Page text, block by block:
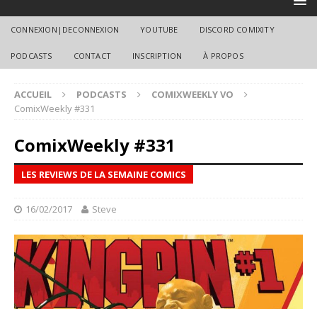
CONNEXION|DECONNEXION YOUTUBE DISCORD COMIXITY
PODCASTS CONTACT INSCRIPTION À PROPOS
ACCUEIL PODCASTS
COMIXWEEKLY VO
ComixWeekly #331
ComixWeekly #331
LES REVIEWS DE LA SEMAINE COMICS
16/02/2017 Steve